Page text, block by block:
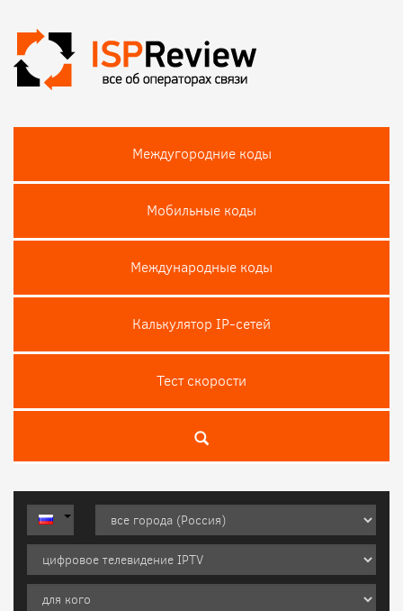
Междугородние коды
Мобильные коды
Международные коды
Калькулятор IP-сетей
Тест скороcти